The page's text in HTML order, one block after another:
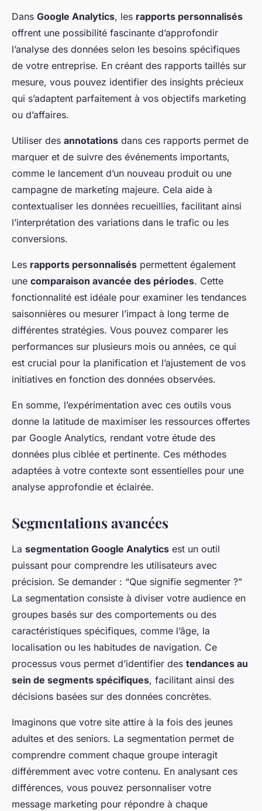
Dans Google Analytics, les rapports personnalisés
offrent une possibilité fascinante d’approfondir
l’analyse des données selon les besoins spécifiques
de votre entreprise. En créant des rapports taillés sur
mesure, vous pouvez identifier des insights précieux
qui s’adaptent parfaitement à vos objectifs marketing
ou d’affaires.
Utiliser des annotations dans ces rapports permet de
marquer et de suivre des événements importants,
comme le lancement d’un nouveau produit ou une
campagne de marketing majeure. Cela aide à
contextualiser les données recueillies, facilitant ainsi
l’interprétation des variations dans le trafic ou les
conversions.
Les rapports personnalisés permettent également
une comparaison avancée des périodes. Cette
fonctionnalité est idéale pour examiner les tendances
saisonnières ou mesurer l’impact à long terme de
différentes stratégies. Vous pouvez comparer les
performances sur plusieurs mois ou années, ce qui
est crucial pour la planification et l’ajustement de vos
initiatives en fonction des données observées.
En somme, l’expérimentation avec ces outils vous
donne la latitude de maximiser les ressources offertes
par Google Analytics, rendant votre étude des
données plus ciblée et pertinente. Ces méthodes
adaptées à votre contexte sont essentielles pour une
analyse approfondie et éclairée.
Segmentations avancées
La segmentation Google Analytics est un outil
puissant pour comprendre les utilisateurs avec
précision. Se demander : “Que signifie segmenter ?”
La segmentation consiste à diviser votre audience en
groupes basés sur des comportements ou des
caractéristiques spécifiques, comme l’âge, la
localisation ou les habitudes de navigation. Ce
processus vous permet d’identifier des tendances au
sein de segments spécifiques, facilitant ainsi des
décisions basées sur des données concrètes.
Imaginons que votre site attire à la fois des jeunes
adultes et des seniors. La segmentation permet de
comprendre comment chaque groupe interagit
différemment avec votre contenu. En analysant ces
différences, vous pouvez personnaliser votre
message marketing pour répondre à chaque